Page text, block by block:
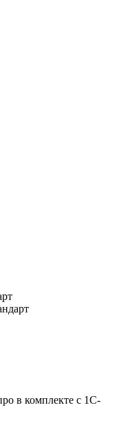
в комплекте с 1С-